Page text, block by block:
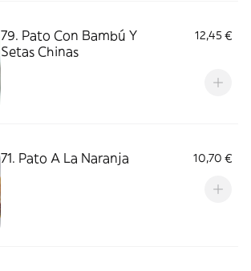
79. Pato Con Bambú Y
Setas Chinas
12,45 €
71. Pato A La Naranja 10,70 €